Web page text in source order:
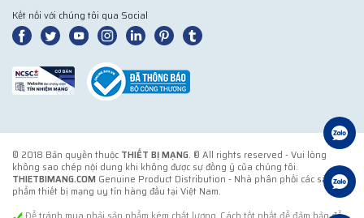
Kết nối với chúng tôi qua Social
© 2018 Bản quyền thuộc THIẾT BỊ MẠNG. ® All rights reserved - Vui lòng
không sao chép nội dung khi không được sự đồng ý của chúng tôi.
THIETBIMANG.COM Genuine Product Distribution - Nhà phân phối các sản
phẩm thiết bị mạng uy tín hàng đầu tại Việt Nam.